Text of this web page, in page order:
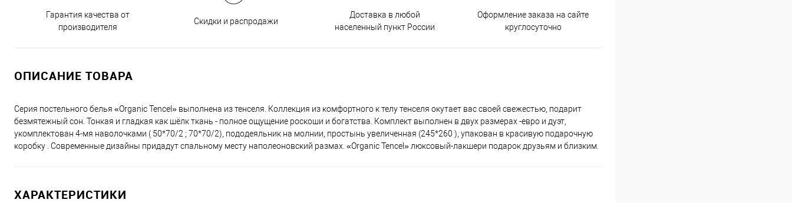
Гарантия качества от
производителя
Скидки и распродажи
Доставка в любой
населенный пункт России
Оформление заказа на сайте
круглосуточно
ОПИСАНИЕ ТОВАРА
Серия постельного белья «Organic Tencel» выполнена из тенселя. Коллекция из комфортного к телу тенселя окутает вас своей свежестью, подарит
безмятежный сон. Тонкая и гладкая как шёлк ткань - полное ощущение роскоши и богатства. Комплект выполнен в двух размерах -евро и дуэт,
укомплектован 4-мя наволочками ( 50*70/2 ; 70*70/2), пододеяльник на молнии, простынь увеличенная (245*260 ), упакован в красивую подарочную
коробку . Современные дизайны придадут спальному месту наполеоновский размах. «Organic Tencel» люксовый-лакшери подарок друзьям и близким.
ХАРАКТЕРИСТИКИ